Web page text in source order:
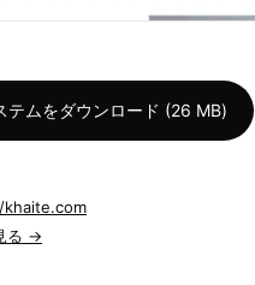
テムをダウンロード (26 MB)
る →